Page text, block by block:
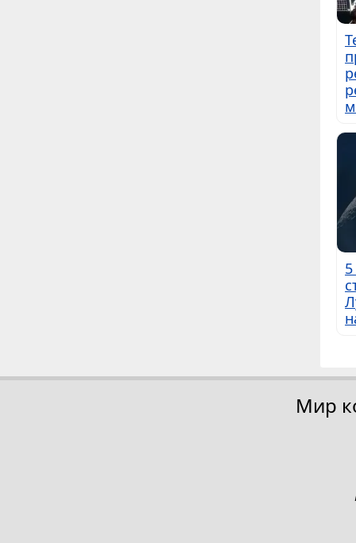
Мир